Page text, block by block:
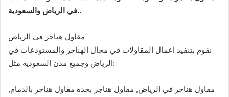
في الرياض والسعودية..
مقاول هناجر في الرياض
نقوم بتنفيذ اعمال المقاولات في مجال الهناجر والمستودعات في
الرياض وجميع مدن السعودية مثل:
مقاول هناجر في الرياض, مقاول هناجر بجدة مقاول هناجر بالدمام,